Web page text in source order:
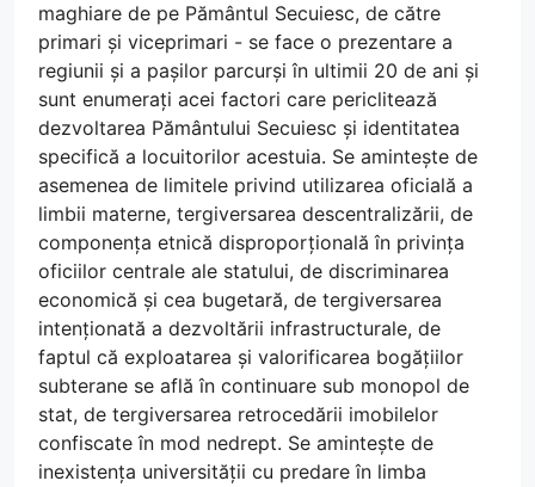
maghiare de pe Pământul Secuiesc, de către
primari și viceprimari - se face o prezentare a
regiunii și a pașilor parcurși în ultimii 20 de ani și
sunt enumerați acei factori care periclitează
dezvoltarea Pământului Secuiesc și identitatea
specifică a locuitorilor acestuia. Se amintește de
asemenea de limitele privind utilizarea oficială a
limbii materne, tergiversarea descentralizării, de
componența etnică disproporțională în privința
oficiilor centrale ale statului, de discriminarea
economică și cea bugetară, de tergiversarea
intenționată a dezvoltării infrastructurale, de
faptul că exploatarea și valorificarea bogățiilor
subterane se află în continuare sub monopol de
stat, de tergiversarea retrocedării imobilelor
confiscate în mod nedrept. Se amintește de
inexistența universității cu predare în limba